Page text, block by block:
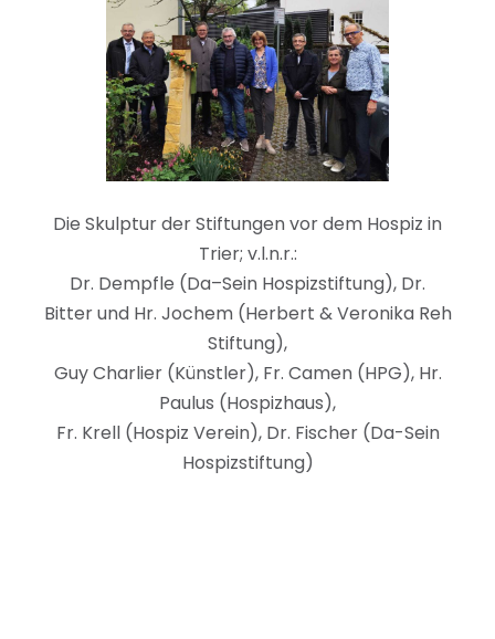
Die Skulpturder Stiftungenvor dem Hospiz in
Trier; v.l.n.r.:
Dr. Dempfle (Da–Sein Hospizstiftung), Dr.
Bitterund Hr. Jochem(Herbert &Veronika Reh
Stiftung),
GuyCharlier (Künstler), Fr. Camen(HPG), Hr.
Paulus (Hospizhaus),
Fr. Krell (Hospiz Verein), Dr. Fischer(Da-Sein
Hospizstiftung)